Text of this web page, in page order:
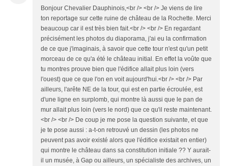
Bonjour Chevalier Dauphinois,<br /> <br /> Je viens de lire
ton reportage sur cette ruine de château de la Rochette. Merci
beaucoup car il est très bien fait.<br /> <br /> En regardant
précisément les photos du diaporama, j'ai eu la confirmation
de ce que j'imaginais, à savoir que cette tour n'est qu'un petit
morceau de ce qu'a été le château initial. En effet la voûte que
tu montres prouve bien que l'édifice allait plus loin (vers
l'ouest) que ce que l'on en voit aujourd'hui.<br /> <br /> Par
ailleurs, l'arête NE de la tour, qui est en partie écroulée, est
d'une ligne en surplomb, qui montre là aussi que le pan de
mur allait plus loin (vers le nord) que ce qu'il reste maintenant.
<br /> <br /> De coup je me pose la question suivante, et que
je te pose aussi : a-t-on retrouvé un dessin (les photos ne
peuvent pas avoir existé alors que l'édifice existait en entier)
qui montre le château dans sa constitution initiale ?? Y aurait-
il un musée, à Gap ou ailleurs, un spécialiste des archives, un